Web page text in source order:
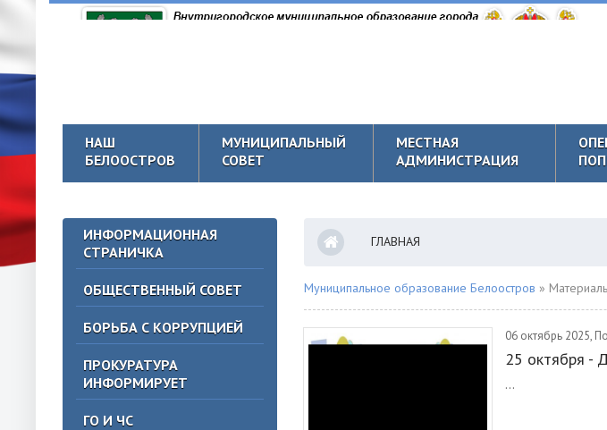
НАШ
БЕЛООСТРОВ
МУНИЦИПАЛЬНЫЙ
СОВЕТ
МЕСТНАЯ
АДМИНИСТРАЦИЯ
ИНФОРМАЦИОННАЯ
СТРАНИЧКА
ОБЩЕСТВЕННЫЙ СОВЕТ
БОРЬБА С КОРРУПЦИЕЙ
ПРОКУРАТУРА
ИНФОРМИРУЕТ
ГО И ЧС
ГЛАВНАЯ
Муниципальное образование Белоостров »
06 октябрь 2025,
25 октября -
...